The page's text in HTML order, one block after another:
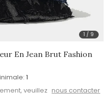
1 / 9
En Jean Brut Fashion
1
veuillez nous contacter